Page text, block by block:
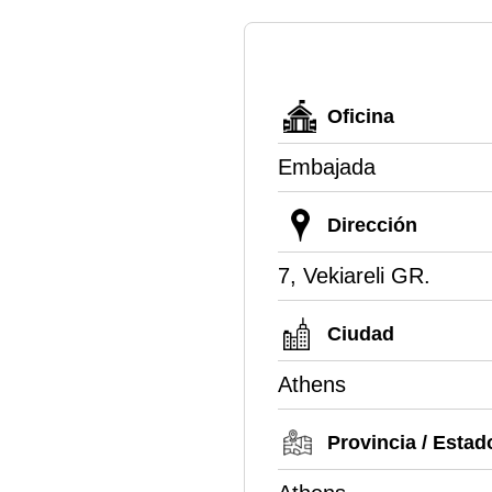
Oficina
Embajada
Dirección
7, Vekiareli GR.
Ciudad
Athens
Provincia /